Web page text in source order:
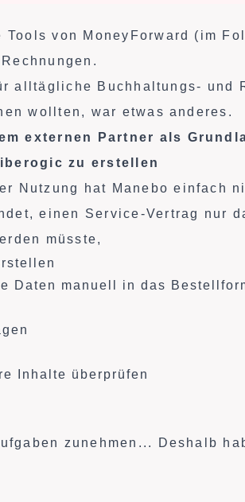
von MoneyForward (im
alltägliche Buchhaltungs- und
wollten, war etwas anderes.
externen Partner als
zu erstellen
Nutzung hat Manebo einfach
einen Service-Vertrag nur
müsste,
Daten manuell in das
Inhalte überprüfen
zunehmen... Deshalb